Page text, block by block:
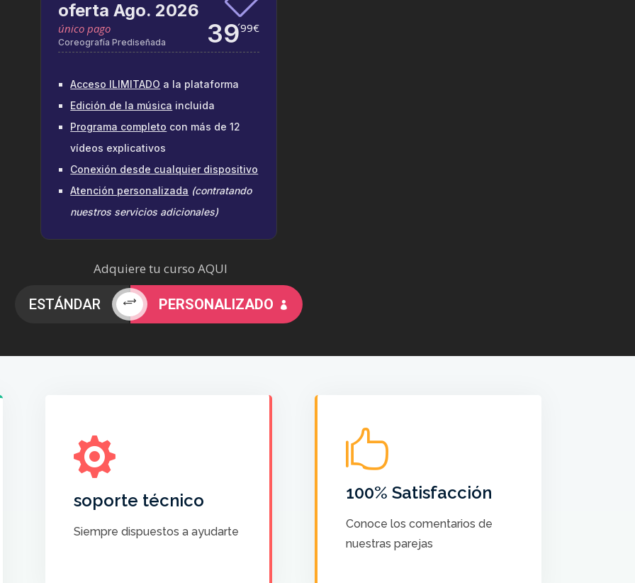
oferta Ago. 2026
único pago
Coreografía Prediseñada 39´99€
Acceso ILIMITADO a la plataforma
Edición de la música incluida
Programa completo con más de 12
vídeos explicativos
Conexión desde cualquier dispositivo
Atención personalizada (contratando
nuestros servicios adicionales)
Adquiere tu curso AQUI
ESTÁNDAR + PERSONALIZADO 

soporte técnico
Siempre dispuestos a ayudarte
Contamos con un servicio
técnico y humano siempre
CONTACTA CON

100% Satisfacción
Conoce los comentarios de
nuestras parejas
No hay más satisfacción que
saber que nuestros cursos
ayudan a crear el Baile de sus
sueños a cada pareja
VER COMENTARIOS